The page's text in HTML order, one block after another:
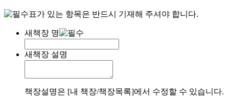
표가 있는 항목은 반드시 기재해 주셔야 합니다.
새책장 명
새책장 설명
책장설명은 [내 책장/책장목록]에서 수정할 수 있습니다.